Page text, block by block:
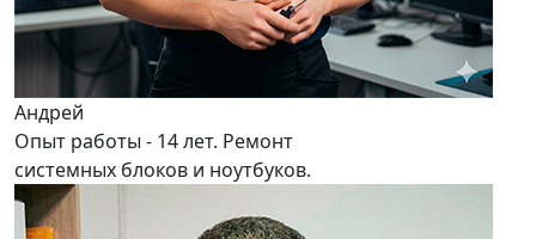
Андрей
Опыт работы - 14 лет. Ремонт
системных блоков и ноутбуков.